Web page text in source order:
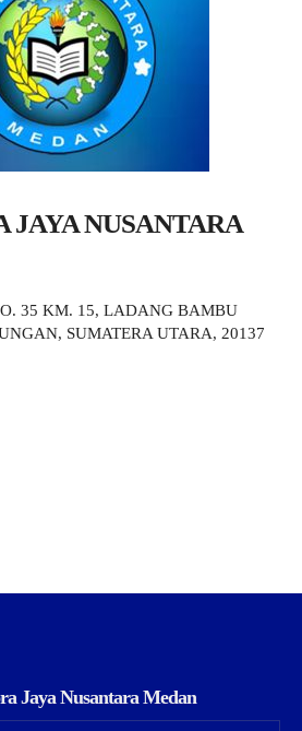
JAYA NUSANTARA
35 KM. 15, LADANG BAMBU
SUMATERA UTARA, 20137
Jaya Nusantara Medan